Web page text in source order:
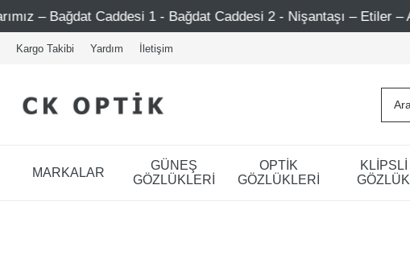
Caddesi 1 - Bağdat Caddesi 2 - Nişantaşı – Etiler – Ataşehir
Kargo Takibi Yardım İletişim
MARKALAR
GÜNEŞ
GÖZLÜKLERİ
OPTİK
GÖZLÜKLERİ
KLİPSLİ
GÖZLÜK